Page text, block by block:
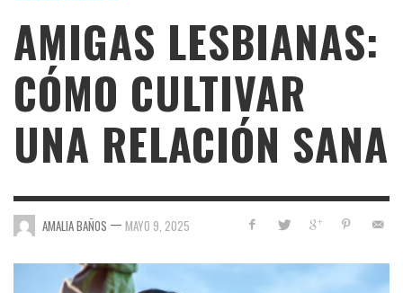
AMIGAS LESBIANAS:
CÓMO CULTIVAR
UNA RELACIÓN SANA
AMALIA BAÑOS — MAYO 9, 2025